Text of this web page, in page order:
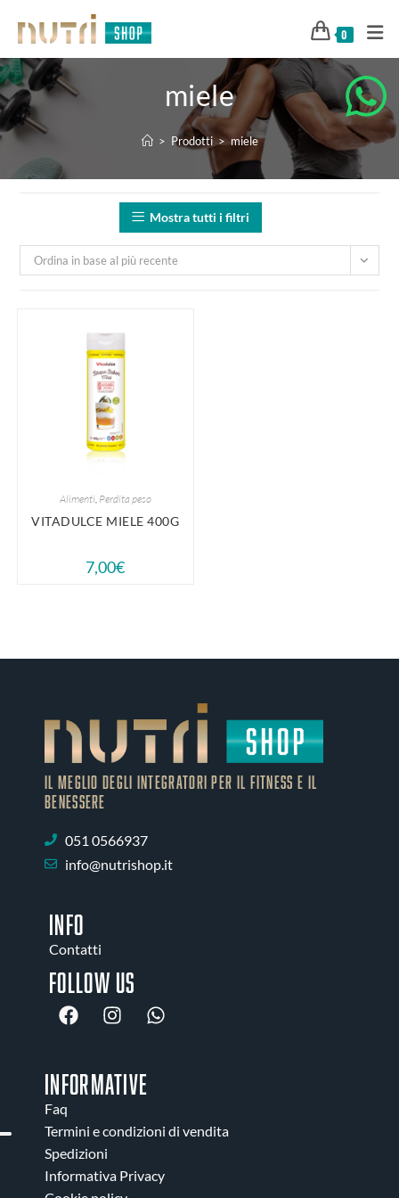
0
miele
> Prodotti > miele
Mostra tutti i filtri
Ordina in base al più recente
Alimenti, Perdita peso
VITADULCE MIELE 400G
7,00€
IL MEGLIO DEGLI Integratori PER IL FITNESS E IL
BENESSERE
051 0566937
info@nutrishop.it
INFO
Contatti
Follow us
INFORMATIVE
Faq
Termini e condizioni di vendita
Spedizioni
Informativa Privacy